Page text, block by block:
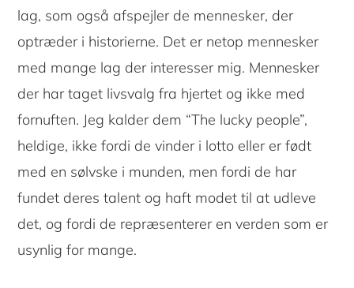
lag, som også afspejler de mennesker, der
optræder i historierne. Det er netop mennesker
med mange lag der interesser mig. Mennesker
der har taget livsvalg fra hjertet og ikke med
fornuften. Jeg kalder dem “The lucky people”,
heldige, ikke fordi de vinder i lotto eller er født
med en sølvske i munden, men fordi de har
fundet deres talent og haft modet til at udleve
det, og fordi de repræsenterer en verden som er
usynlig for mange.